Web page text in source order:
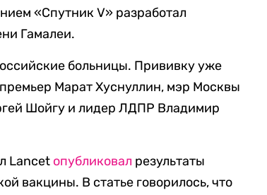
«‎Спутник V» разработал
Гамалеи.
больницы. Прививку уже
Марат Хуснуллин, мэр Москвы
Шойгу и лидер ЛДПР Владимир
Lancet опубликовал результаты
вакцины. В статье говорилось, что